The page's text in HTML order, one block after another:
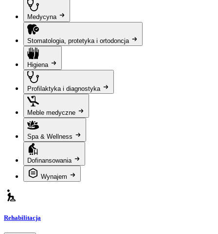
Medycyna
Stomatologia, protetyka i ortodoncja
Higiena
Profilaktyka i diagnostyka
Meble medyczne
Spa & Wellness
Dofinansowania
Wynajem
Rehabilitacja